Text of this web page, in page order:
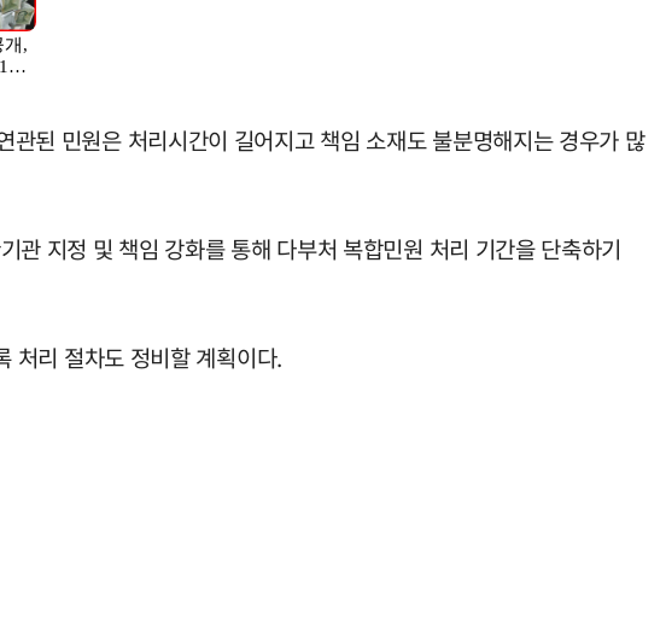
된 민원은 처리시간이 길어지고 책임 소재도 불분명해지는 경우가 많
지정 및 책임 강화를 통해 다부처 복합민원 처리 기간을 단축하기
처리 절차도 정비할 계획이다.